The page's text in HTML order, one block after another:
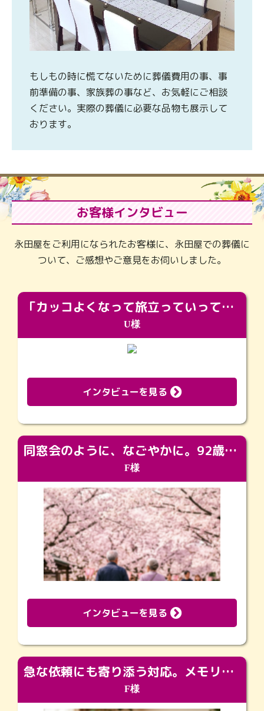
もしもの時に慌てないために葬儀費用の事、事
前準備の事、家族葬の事など、お気軽にご相談
ください。実際の葬儀に必要な品物も展示して
おります。
お客様インタビュー
永田屋をご利用になられたお客様に、永田屋での葬儀に
ついて、ご感想やご意見をお伺いしました。
「カッコよくなって旅立っていってくれました（笑）もっとカッコいいって言ってあげればよかったな」
U様
インタビューを見る
同窓会のように、なごやかに。92歳の旅立ちを彩った、再会と感謝の場
F様
インタビューを見る
急な依頼にも寄り添う対応。メモリアルコーナーで振り返る大切な日々
F様